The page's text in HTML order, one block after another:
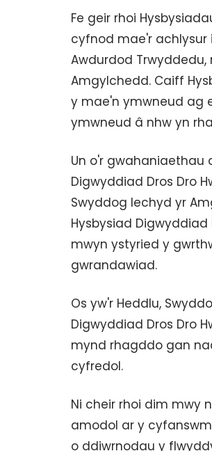
Fe geir rhoi
cyfnod mae'r achlysur
Awdurdod
Amgylchedd. Caiff
y mae'n ymwneud ag
ymwneud â nhw yn
Un o'r gwahaniaethau
Digwyddiad Dros Dro
Swyddog Iechyd yr
Hysbysiad
mwyn ystyried y
gwrandawiad.
Os yw'r Heddlu,
Digwyddiad Dros Dro
mynd rhagddo gan
cyfredol.
Ni cheir rhoi dim mwy
amodol ar y
o ddiwrnodau y